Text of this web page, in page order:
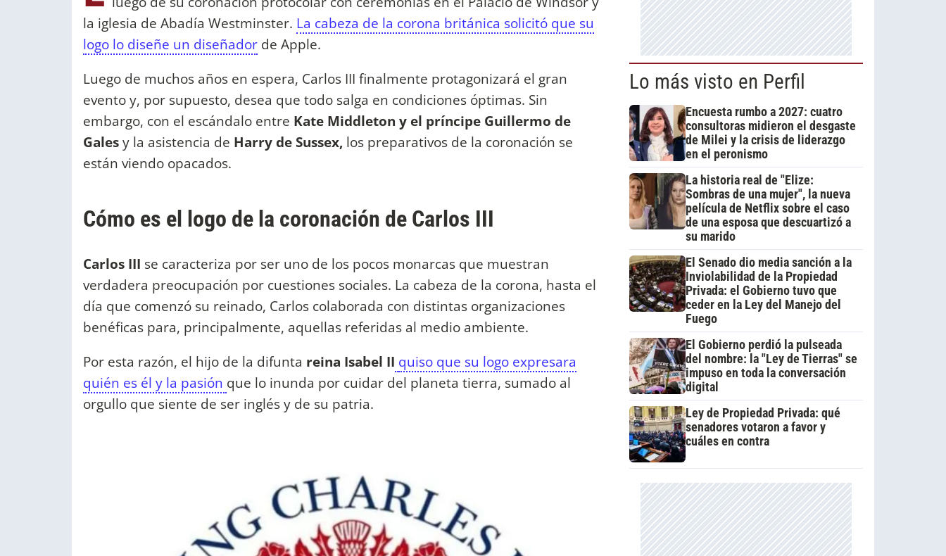
la iglesia de Abadía Westminster. La cabeza de la corona británica solicitó que su
logo lo diseñe un diseñador de Apple.
Luego de muchos años en espera, Carlos III finalmente protagonizará el gran
evento y, por supuesto, desea que todo salga en condiciones óptimas. Sin
embargo, con el escándalo entre Kate Middleton y el príncipe Guillermo de
Galesy la asistencia de Harry de Sussex, los preparativos de la coronación se
están viendo opacados.
Cómo es el logo de la coronación de Carlos III
Carlos III se caracteriza por ser uno de los pocos monarcas que muestran
verdadera preocupación por cuestiones sociales. La cabeza de la corona, hasta el
día que comenzó su reinado, Carlos colaborada con distintas organizaciones
benéficas para, principalmente, aquellas referidas al medio ambiente.
Por esta razón, el hijo de la difunta reina Isabel II quiso que su logo expresara
quién es él y la pasión que lo inunda por cuidar del planeta tierra, sumado al
orgullo que siente de ser inglés y de su patria.
Lo más visto en Perfil
Encuesta rumbo a 2027: cuatro
consultoras midieron el desgaste
de Milei y la crisis de liderazgo
en el peronismo
La historia real de "Elize:
Sombras de una mujer", la nueva
película de Netflix sobre el caso
de una esposa que descuartizó a
su marido
El Senado dio media sanción a la
Inviolabilidad de la Propiedad
Privada: el Gobierno tuvo que
ceder en la Ley del Manejo del
Fuego
El Gobierno perdió la pulseada
del nombre: la "Ley de Tierras" se
impuso en toda la conversación
digital
Ley de Propiedad Privada: qué
senadores votaron a favor y
cuáles en contra